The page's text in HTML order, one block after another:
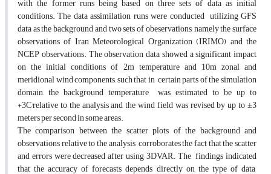
with the former runs being based on three sets of data as initial
conditions. The data assimilation runs were conducted utilizing GFS
data as the background and two sets of obeservations, namely the surface
observations of Iran Meteorological Organization (IRIMO) and the
NCEP observations. The observation data showed a significant impact
on the initial conditions of 2m temperature and 10m zonal and
meridional wind components, such that in certain parts of the simulation
domain, the background temperature was estimated to be up to
+3C°relative to the analysis and the wind field was revised by up to ±3
meters per second in some areas.
The comparison between the scatter plots of the background and
observations relative to the analysis corroborates the fact that the scatter
and errors were decreased after using 3DVAR. The findings indicated
that the accuracy of forecasts depends directly on the type of data